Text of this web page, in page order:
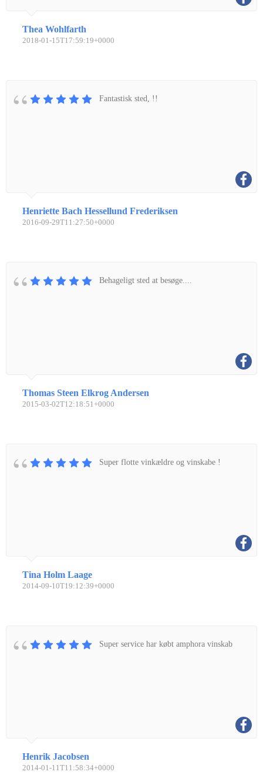
Thea Wohlfarth
2018-01-15T17:59:19+0000
Fantastisk sted, !!
Henriette Bach Hessellund Frederiksen
2016-09-29T11:27:50+0000
Behageligt sted at besøge....
Thomas Steen Elkrog Andersen
2015-03-02T12:18:51+0000
Super flotte vinkældre og vinskabe !
Tina Holm Laage
2014-09-10T19:12:39+0000
Super service har købt amphora vinskab
Henrik Jacobsen
2014-01-11T11:58:34+0000